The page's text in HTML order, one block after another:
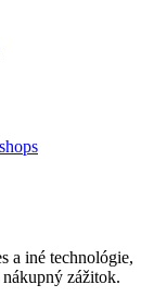
a iné technológie,
zážitok.